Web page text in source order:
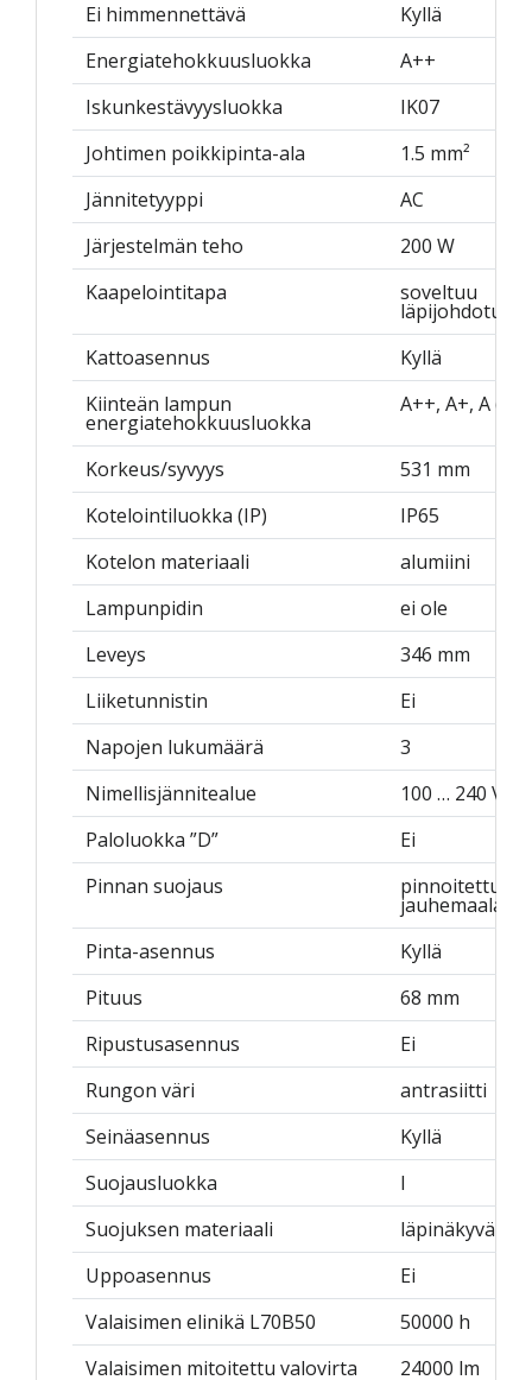
Ei himmennettävä
Kyllä
Energiatehokkuusluokka
A++
Iskunkestävyysluokka
IK07
Johtimen poikkipinta-ala
1.5 mm²
Jännitetyyppi
AC
Järjestelmän teho
200 W
Kaapelointitapa
soveltuu
Kattoasennus
Kyllä
Kiinteän lampun
energiatehokkuusluokka
A++, A+, A
Korkeus/syvyys
531 mm
Kotelointiluokka (IP)
IP65
Kotelon materiaali
alumiini
Lampunpidin
ei ole
Leveys
346 mm
Liiketunnistin
Ei
Napojen lukumäärä
3
Nimellisjännitealue
100 … 240 V
Paloluokka ”D”
Ei
Pinnan suojaus
pinnoitettu
Pinta-asennus
Kyllä
Pituus
68 mm
Ripustusasennus
Ei
Rungon väri
antrasiitti
Seinäasennus
Kyllä
Suojausluokka
I
Suojuksen materiaali
läpinäkyvä lasi
Uppoasennus
Ei
Valaisimen elinikä L70B50
50000 h
Valaisimen mitoitettu valovirta
24000 lm